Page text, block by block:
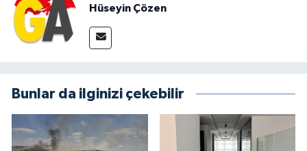
Hüseyin Çözen
Bunlar da ilginizi çekebilir